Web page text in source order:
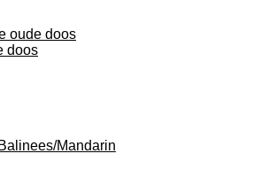
oude doos
doos
Mandarin